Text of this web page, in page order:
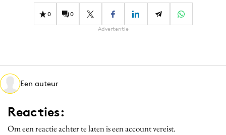
Gedragsverandering
Influencer marketing
Media
Merkstrategie
PR
Programmatic
Purpose Marketing
0 0
Advertentie
Een auteur
Reacties:
Om een reactie achter te laten is een account vereist.